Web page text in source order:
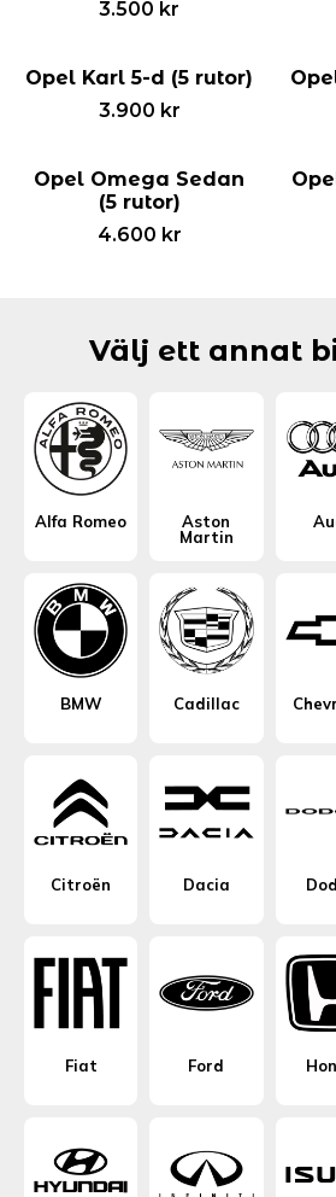
3.500 kr
Opel Karl 5-d (5 rutor)
3.900 kr
Opel Omega Sedan
(5 rutor)
4.600 kr
Välj ett annat
Alfa Romeo
Aston
Martin
BMW Cadillac
Citroën Dacia
Fiat Ford